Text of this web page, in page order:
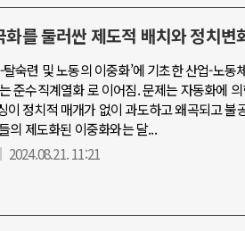
를 둘러싼 제도적 배치와 정치변
탈숙련 및 노동의 이중화’에 기초한 산업-노동
준수직계열화 로 이어짐. 문제는 자동화에
이 정치적 매개가 없이 과도하고 왜곡되고 불
의 제도화된 이중화와는 달...
2024.08.21. 11:21
..
..
우크라이나, 덴마크, 에스토
러·우크라, 대규모 공습 주